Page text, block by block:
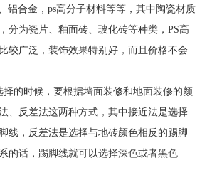
铝合金，ps高分子材料等等，其中陶瓷材质
分为瓷片、釉面砖、玻化砖等种类，PS高
较广泛，装饰效果特别好，而且价格不会
择的时候，要根据墙面装修和地面装修的颜
、反差法这两种方式，其中接近法是选择
线，反差法是选择与地砖颜色相反的踢脚
的话，踢脚线就可以选择深色或者黑色